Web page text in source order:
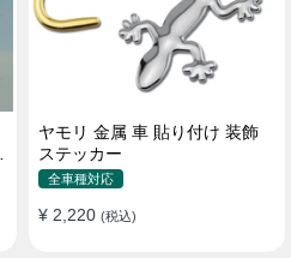
ヤモリ 金属 車 貼り付け 装飾
ステッカー
全車種対応
¥ 2,220 (税込)